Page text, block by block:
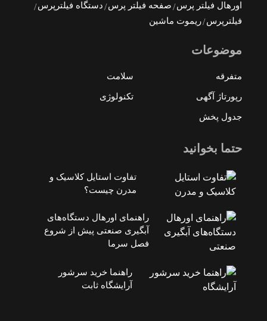
اورهال فیلتر پرس
صفحه فیلتر پرس
دستگاه فیلترپرس
فیلترپرس ریموت ماشین
موضوعات
متفرقه سلامت
رپورتاژ آگهی تکنولوژی
جدول پخش
حتما بخوانید
تفاوت استایل کلاسیک و
مدرن چیست؟
راهنمای اورهال دستگاه‌های
آبگیری صنعتی پیش از شروع
فصل سرما
راهنما خرید سرشور
آرایشگاه ثابت